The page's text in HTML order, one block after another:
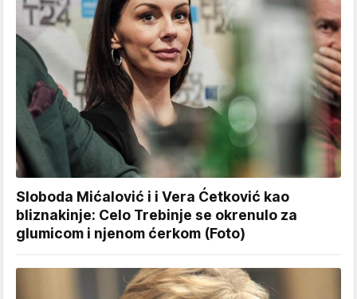
Sloboda Mićalović i i Vera Ćetković kao
bliznakinje: Celo Trebinje se okrenulo za
glumicom i njenom ćerkom (Foto)